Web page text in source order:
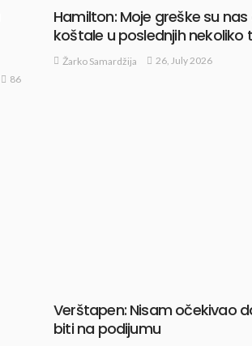
86
Hamilton: Moje greške su
koštale u poslednjih nekoliko
Žarko Samardžija 26, July 2026
Verštapen: Nisam očekivao
biti na podijumu